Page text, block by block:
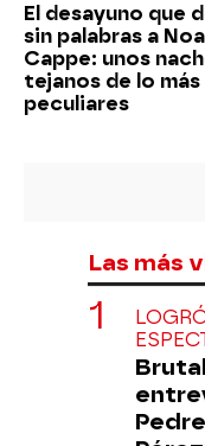
El desayuno que
sin palabras a
Cappe: unos
tejanos de lo más
peculiares
Las más